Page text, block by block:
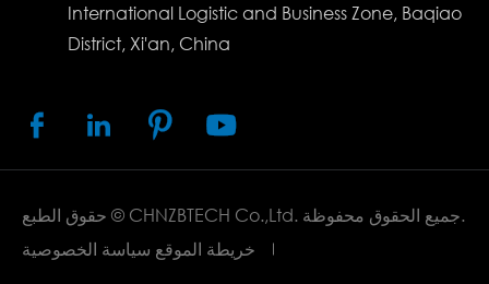
International Logistic and Business Zone, Baqiao
District, Xi'an, China
   
حقوق الطبع © CHNZBTECH Co.,Ltd.
جميع الحقوق محفوظة.
خريطة الموقع سياسة الخصوصية